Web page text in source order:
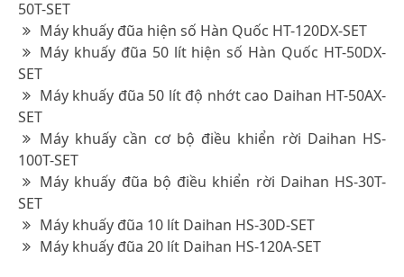
50T-SET
Máy khuấy đũa hiện số Hàn Quốc HT-120DX-SET
Máy khuấy đũa 50 lít hiện số Hàn Quốc HT-50DX-
SET
Máy khuấy đũa 50 lít độ nhớt cao Daihan HT-50AX-
SET
Máy khuấy cần cơ bộ điều khiển rời Daihan HS-
100T-SET
Máy khuấy đũa bộ điều khiển rời Daihan HS-30T-
SET
Máy khuấy đũa 10 lít Daihan HS-30D-SET
Máy khuấy đũa 20 lít Daihan HS-120A-SET